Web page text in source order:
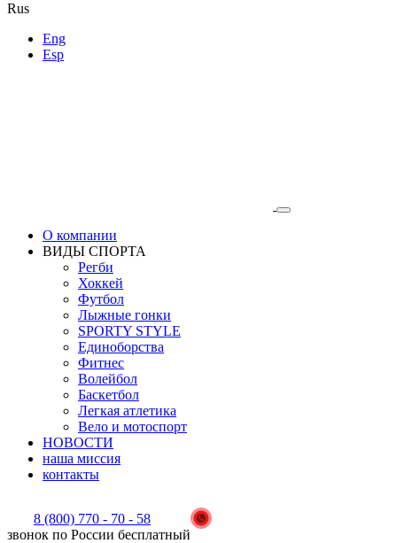
Rus
Eng
Esp
О компании
ВИДЫ СПОРТА
Регби
Хоккей
Футбол
Лыжные гонки
SPORTY STYLE
Единоборства
Фитнес
Волейбол
Баскетбол
Легкая атлетика
Вело и мотоспорт
НОВОСТИ
наша миссия
контакты
8 (800) 770 - 70 - 58
звонок по России бесплатный